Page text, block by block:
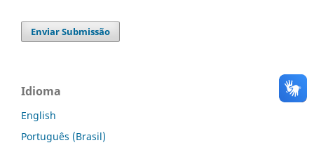
Enviar Submissão
Idioma
English
Português (Brasil)